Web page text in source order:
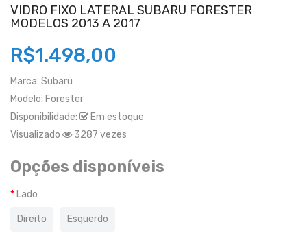
VIDRO FIXO LATERAL SUBARU FORESTER
MODELOS 2013 A 2017
R$1.498,00
Marca: Subaru
Modelo: Forester
Disponibilidade:
Em estoque
Visualizado
3287 vezes
Opções disponíveis
Lado
Direito Esquerdo